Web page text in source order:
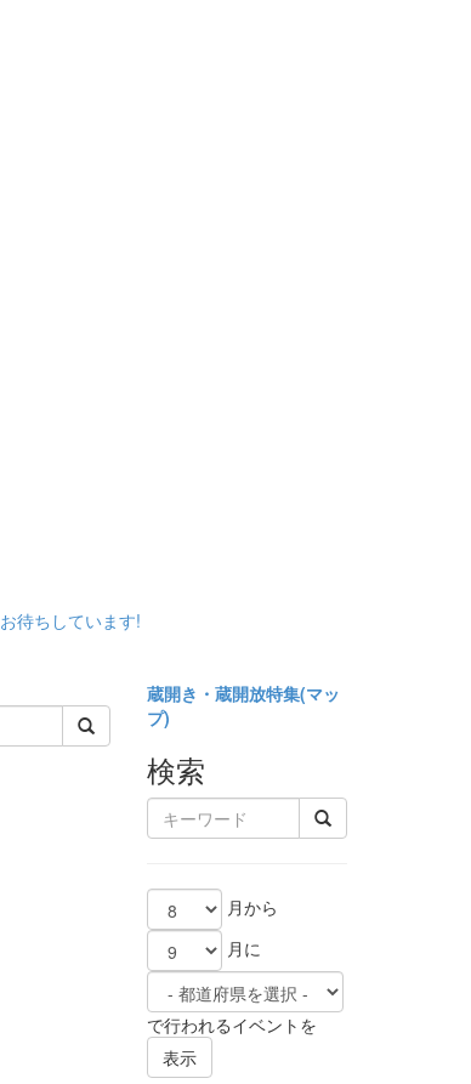
お待ちしています!
蔵開き・蔵開放特集(マッ
プ)
検索
月から
月に
で行われるイベントを
表示